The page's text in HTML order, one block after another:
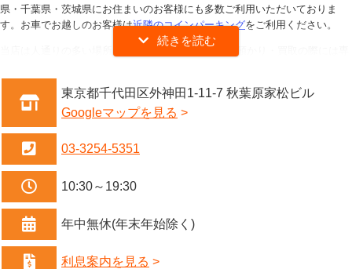
県・千葉県・茨城県にお住まいのお客様にも多数ご利用いただいておりま
す。お車でお越しのお客様は近隣のコインパーキングをご利用ください。
当店は人通りの多い場所にある1F路面店ですが、質預かり・買取の際には専
せずにご利用いただけます。また当店には明るくフレッシュな女性査定員も
在籍しておりますので、昔ながらの「古い」「入りづらい」といった質屋の
イメージはなく、女性の方お1人様でも安心してご利用いただけます。初め
てご利用いただく方にはご利用方法やお手続きの流れなどを一から丁寧にご
説明いたします。
取扱商材は、腕時計（ロレックス、オメガ、パテックフィリップ、オーデマ
ピゲ、カルティエ、ブルガリ、IWC、タグホイヤー他）、貴金属（ダイヤ・
宝石類、金プラチナ、ブランドジュエリー他）、バッグ・財布・小物（ルイ
ヴィトン、エルメス、シャネル、グッチ他）、お酒の買取（ウイスキー・ブ
ランデー・ワイン・シャンパン・日本酒・焼酎他）、金券・チケットの買取
など多岐にわたり、質預かり･買取以外にも外貨両替をおこなっておりま
東京都千代田区外神田1-11-7 秋葉原家松ビル
Googleマップを見る
03-3254-5351
10:30～19:30
年中無休(年末年始除く)
利息案内を見る